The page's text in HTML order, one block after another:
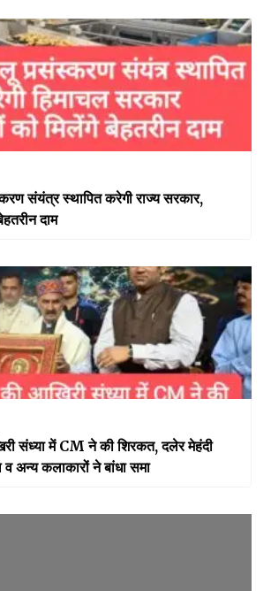
संयंत्र स्थापित करेगी राज्य सरकार,
दाम
संध्या में CM ने की शिरकत, दलेर मेहंदी
अन्य कलाकारों ने बांधा समा